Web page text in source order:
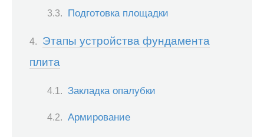
Подготовка площадки
Этапы устройства фундамента
плита
Закладка опалубки
Армирование